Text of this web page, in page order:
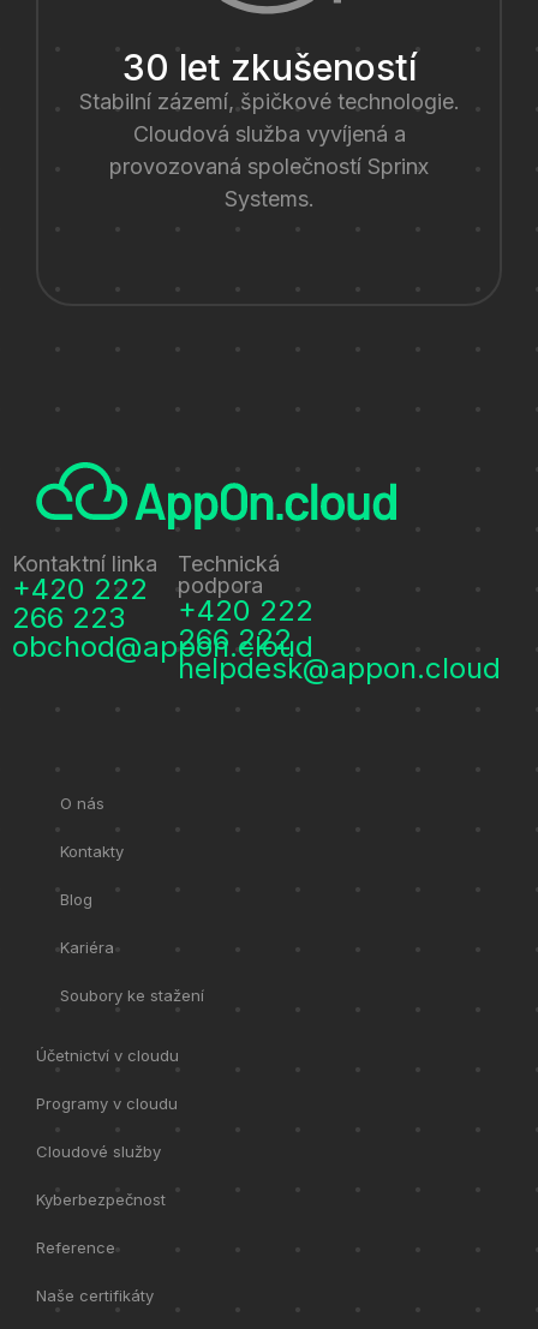
30 let zkušeností
Stabilní zázemí, špičkové technologie.
Cloudová služba vyvíjená a
provozovaná společností Sprinx
Systems.
Kontaktní linka
+420 222
266 223
obchod@appon.cloud
Technická
podpora
+420 222
266 222
helpdesk@appon.cloud
O nás
Kontakty
Blog
Kariéra
Soubory ke stažení
Účetnictví v cloudu
Programy v cloudu
Cloudové služby
Kyberbezpečnost
Reference
Naše certifikáty